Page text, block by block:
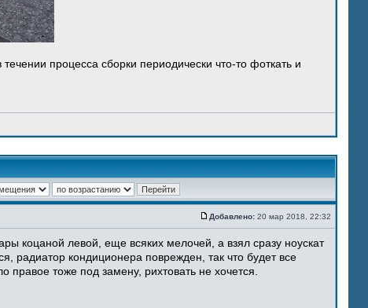
процесса сборки периодически что-то фоткать и
Добавлено: 20 мар 2018, 22:32
коцаной левой, еще всяких мелочей, а взял сразу ноускат
радиатор кондиционера поврежден, так что будет все
тоже под замену, рихтовать не хочется.